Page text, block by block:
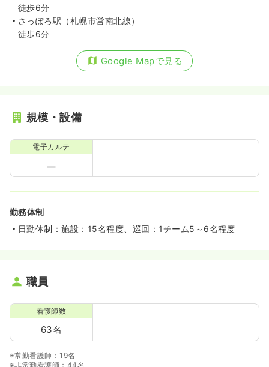
徒歩6分
さっぽろ駅（札幌市営南北線）
徒歩6分
Google Mapで見る
規模・設備
電子カルテ
勤務体制
日勤体制：施設：15名程度、巡回：1チーム5～6名程度
職員
看護師数
63名
※常勤看護師：19名
※非常勤看護師：44名